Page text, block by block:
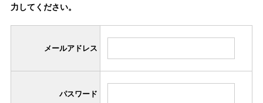
力してください。
メールアドレス
パスワード